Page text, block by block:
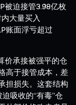
被迫接管3.98亿枚
大量买入
账面浮亏超过
价承接被强平的仓
高于接管成本，差
担损失。这套结构
吸收的“有毒”仓